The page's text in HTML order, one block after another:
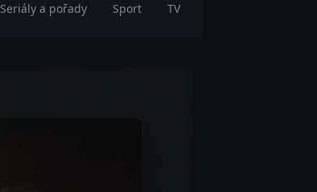
Seriály a pořady Sport TV